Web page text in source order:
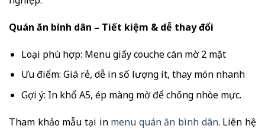
Quán ăn bình dân – Tiết kiệm & dễ thay đổi
Loại phù hợp: Menu giấy couche cán mờ 2 mặt
Ưu điểm: Giá rẻ, dễ in số lượng ít, thay món nhanh
Gợi ý: In khổ A5, ép màng mờ để chống nhòe mực.
Tham khảo mẫu tại in menu quán ăn bình dân. Liên hệ